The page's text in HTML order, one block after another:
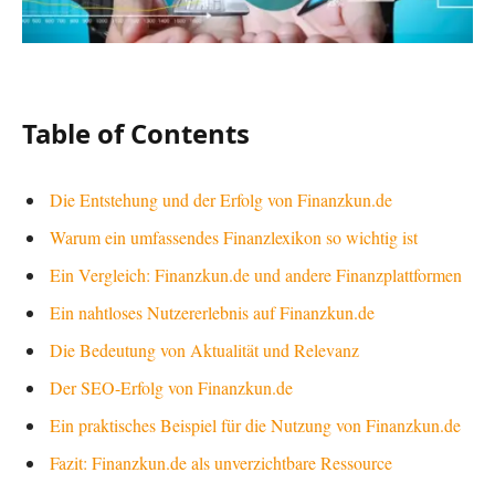
Table of Contents
Die Entstehung und der Erfolg von Finanzkun.de
Warum ein umfassendes Finanzlexikon so wichtig ist
Ein Vergleich: Finanzkun.de und andere Finanzplattformen
Ein nahtloses Nutzererlebnis auf Finanzkun.de
Die Bedeutung von Aktualität und Relevanz
Der SEO-Erfolg von Finanzkun.de
Ein praktisches Beispiel für die Nutzung von Finanzkun.de
Fazit: Finanzkun.de als unverzichtbare Ressource